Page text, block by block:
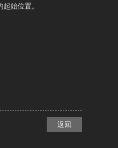
始位置。
返回